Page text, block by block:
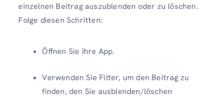
einzelnen Beitrag auszublenden oder zu löschen.
Folge diesen Schritten:
Öffnen Sie Ihre App.
Verwenden Sie Filter, um den Beitrag zu
finden, den Sie ausblenden/löschen